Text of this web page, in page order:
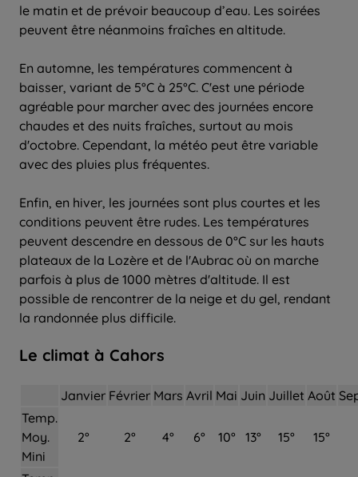
le matin et de prévoir beaucoup d’eau. Les soirées
peuvent être néanmoins fraîches en altitude.
En automne, les températures commencent à
baisser, variant de 5°C à 25°C. C'est une période
agréable pour marcher avec des journées encore
chaudes et des nuits fraîches, surtout au mois
d'octobre. Cependant, la météo peut être variable
avec des pluies plus fréquentes.
Enfin, en hiver, les journées sont plus courtes et les
conditions peuvent être rudes. Les températures
peuvent descendre en dessous de 0°C sur les hauts
plateaux de la Lozère et de l'Aubrac où on marche
parfois à plus de 1000 mètres d'altitude. Il est
possible de rencontrer de la neige et du gel, rendant
la randonnée plus difficile.
Le climat à Cahors
Janvier Février Mars Avril Mai Juin Juillet Août
Temp.
Moy.
Mini
2° 2° 4° 6° 10° 13° 15° 15°